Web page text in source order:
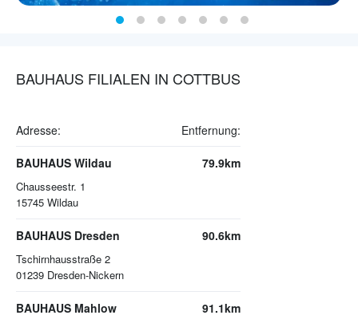
BAUHAUS FILIALEN IN COTTBUS
Adresse: Entfernung:
BAUHAUS Wildau
Chausseestr. 1
15745 Wildau
79.9km
BAUHAUS Dresden
Tschirnhausstraße 2
01239 Dresden-Nickern
90.6km
BAUHAUS Mahlow 91.1km